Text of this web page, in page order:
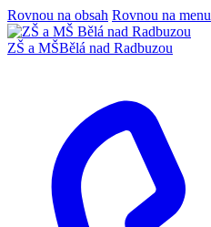
Rovnou na obsah Rovnou na menu
ZŠ a MŠBělá nad Radbuzou